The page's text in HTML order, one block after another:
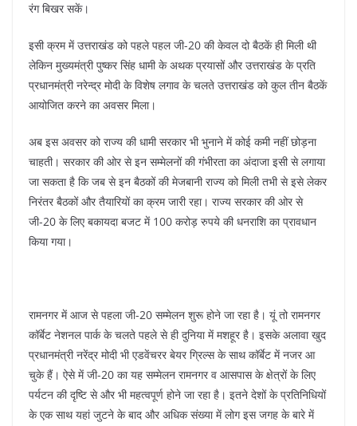
रंग बिखर सकें।
इसी क्रम में उत्तराखंड को पहले पहल जी-20 की केवल दो बैठकें ही मिली थी
लेकिन मुख्यमंत्री पुष्कर सिंह धामी के अथक प्रयासों और उत्तराखंड के प्रति
प्रधानमंत्री नरेन्द्र मोदी के विशेष लगाव के चलते उत्तराखंड को कुल तीन बैठकें
आयोजित करने का अवसर मिला।
अब इस अवसर को राज्य की धामी सरकार भी भुनाने में कोई कमी नहीं छोड़ना
चाहती। सरकार की ओर से इन सम्मेलनों की गंभीरता का अंदाजा इसी से लगाया
जा सकता है कि जब से इन बैठकों की मेजबानी राज्य को मिली तभी से इसे लेकर
निरंतर बैठकों और तैयारियों का क्रम जारी रहा। राज्य सरकार की ओर से
जी-20 के लिए बकायदा बजट में 100 करोड़ रुपये की धनराशि का प्रावधान
किया गया।
रामनगर में आज से पहला जी-20 सम्मेलन शुरू होने जा रहा है। यूं तो रामनगर
कॉर्बेट नेशनल पार्क के चलते पहले से ही दुनिया में मशहूर है। इसके अलावा खुद
प्रधानमंत्री नरेंद्र मोदी भी एडवेंचरर बेयर ग्रिल्स के साथ कॉर्बेट में नजर आ
चुके हैं। ऐसे में जी-20 का यह सम्मेलन रामनगर व आसपास के क्षेत्रों के लिए
पर्यटन की दृष्टि से और भी महत्वपूर्ण होने जा रहा है। इतने देशों के प्रतिनिधियों
के एक साथ यहां जुटने के बाद और अधिक संख्या में लोग इस जगह के बारे में